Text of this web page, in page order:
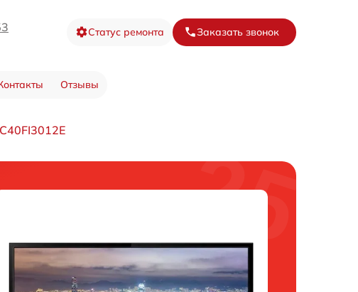
Статус ремонта Заказать звонок
Отзывы